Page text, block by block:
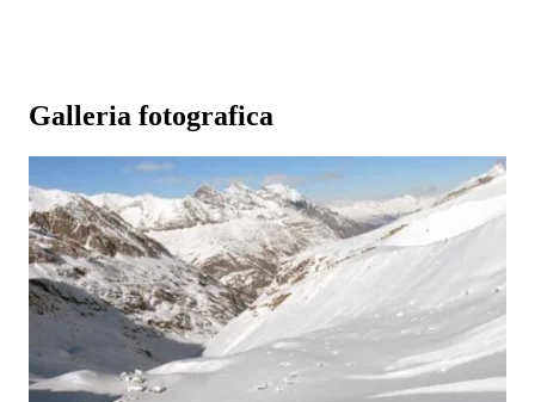
Galleria fotografica